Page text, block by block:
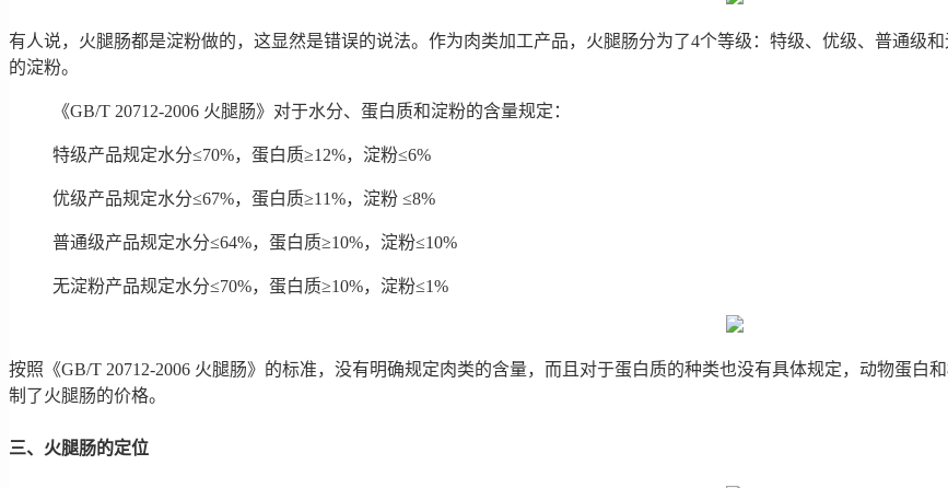
有人说，火腿肠都是淀粉做的，这显然是错误的说法。作为肉类加工产品，火腿肠分为了4个等级：特级、优级、普通级
的淀粉。
《GB/T 20712-2006 火腿肠》对于水分、蛋白质和淀粉的含量规定：
特级产品规定水分≤70%，蛋白质≥12%，淀粉≤6%
优级产品规定水分≤67%，蛋白质≥11%，淀粉 ≤8%
普通级产品规定水分≤64%，蛋白质≥10%，淀粉≤10%
无淀粉产品规定水分≤70%，蛋白质≥10%，淀粉≤1%
按照《GB/T 20712-2006 火腿肠》的标准，没有明确规定肉类的含量，而且对于蛋白质的种类也没有具体规定，动物蛋
制了火腿肠的价格。
三、火腿肠的定位